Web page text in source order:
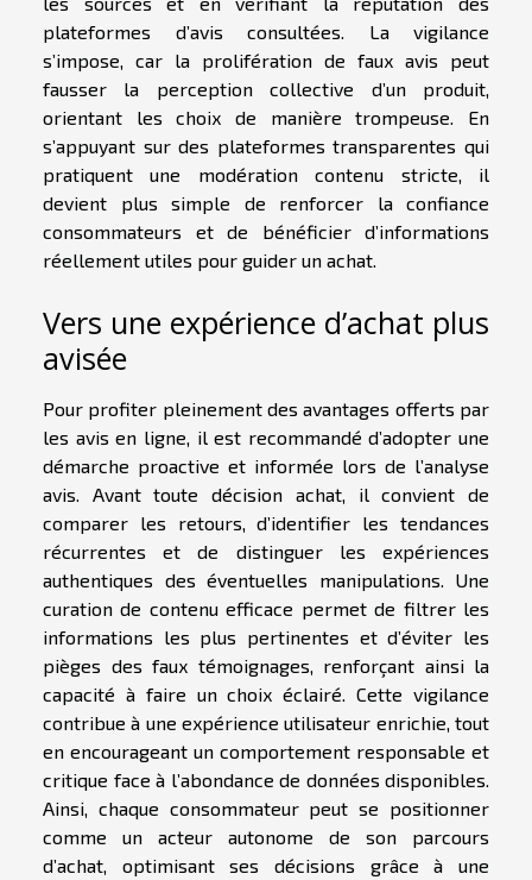
plateformes d’avis consultées. La vigilance
s’impose, car la prolifération de faux avis peut
fausser la perception collective d’un produit,
orientant les choix de manière trompeuse. En
s’appuyant sur des plateformes transparentes qui
pratiquent une modération contenu stricte, il
devient plus simple de renforcer la confiance
consommateurs et de bénéficier d’informations
réellement utiles pour guider un achat.
Vers une expérience d’achat plus
avisée
Pour profiter pleinement des avantages offerts par
les avis en ligne, il est recommandé d’adopter une
démarche proactive et informée lors de l’analyse
avis. Avant toute décision achat, il convient de
comparer les retours, d’identifier les tendances
récurrentes et de distinguer les expériences
authentiques des éventuelles manipulations. Une
curation de contenu efficace permet de filtrer les
informations les plus pertinentes et d’éviter les
pièges des faux témoignages, renforçant ainsi la
capacité à faire un choix éclairé. Cette vigilance
contribue à une expérience utilisateur enrichie, tout
en encourageant un comportement responsable et
critique face à l’abondance de données disponibles.
Ainsi, chaque consommateur peut se positionner
comme un acteur autonome de son parcours
d’achat, optimisant ses décisions grâce à une